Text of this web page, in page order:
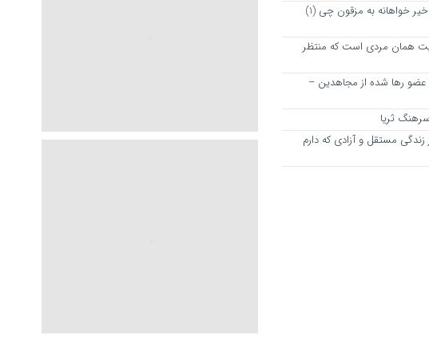
پیشنهاد دوستانه و خیر خواهانه به مزقون چی (1)
همان مردی است که منتظر
عضو رها شده از مجاهدین –
سرهنگ ثریا
زندگی مستقل و آزادی که دارم